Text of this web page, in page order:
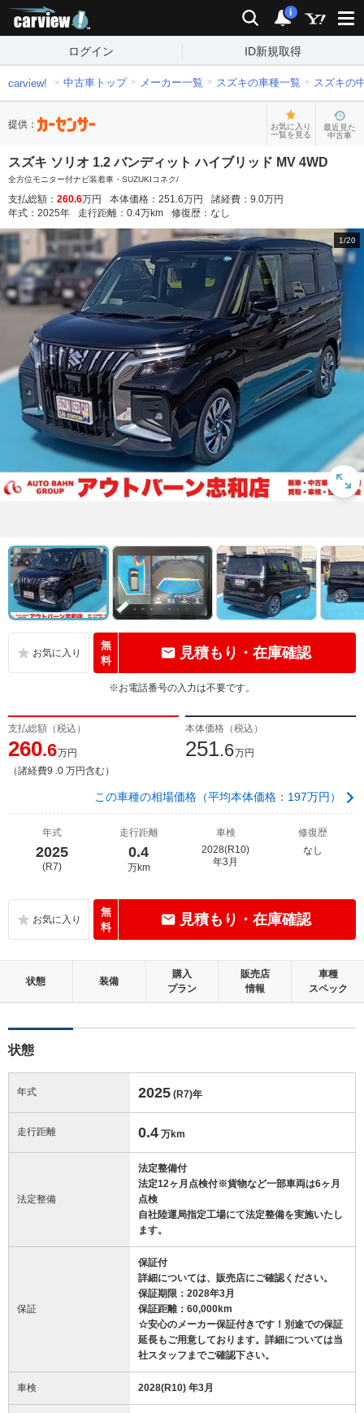
検索 通知
i
ログイン ID新規取得
carview! 中古車トップ メーカー一覧 スズキの車種一覧 スズキの
提供：
お気に入り
一覧を見る
最近見た
中古車
スズキ ソリオ 1.2 バンディット ハイブリッド MV 4WD
全方位モニター付ナビ装着車・SUZUKIコネク/
支払総額： 260.6万円 本体価格： 251.6万円 諸経費： 9.0万円
年式： 2025年 走行距離： 0.4万km 修復歴： なし
1/20
無
料
見積もり・在庫確認
※お電話番号の入力は不要です。
支払総額（税込）
260.6万円
（諸経費9 .0 万円含む）
本体価格（税込）
251.6万円
この車種の相場価格（平均本体価格：197万円）
年式
2025
(R7)
走行距離
0.4
万km
車検
2028(R10)
年3月
修復歴
なし
無
料
見積もり・在庫確認
状態 装備
購入
プラン
販売店
情報
車種
スペック
状態
年式 2025 (R7)年
走行距離 0.4 万km
法定整備
法定整備付
法定12ヶ月点検付※貨物など一部車両は6ヶ月
点検
自社陸運局指定工場にて法定整備を実施いたし
ます。
保証
保証付
詳細については、販売店にご確認ください。
保証期限：2028年3月
保証距離：60,000km
☆安心のメーカー保証付きです！別途での保証
延長もご用意しております。詳細については当
社スタッフまでご確認下さい。
車検 2028(R10) 年3月